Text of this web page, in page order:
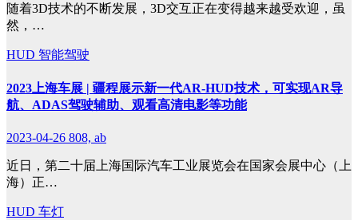
随着3D技术的不断发展，3D交互正在变得越来越受欢迎，虽
然，…
HUD 智能驾驶
2023上海车展 | 疆程展示新一代AR-HUD技术，可实现AR导
航、ADAS驾驶辅助、观看高清电影等功能
2023-04-26 808, ab
近日，第二十届上海国际汽车工业展览会在国家会展中心（上
海）正…
HUD 车灯